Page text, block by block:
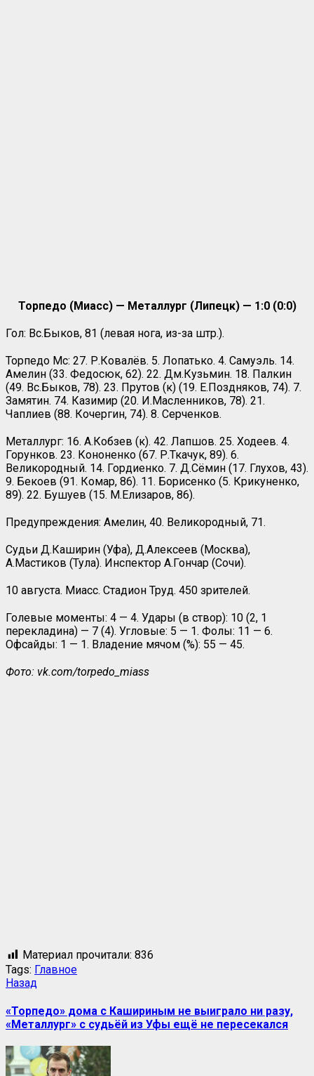
Торпедо (Миасс) — Металлург (Липецк) — 1:0 (0:0)
Гол: Вс.Быков, 81 (левая нога, из-за штр.).
Торпедо Мс: 27. Р.Ковалёв. 5. Лопатько. 4. Самуэль. 14.
Амелин (33. Федосюк, 62). 22. Дм.Кузьмин. 18. Палкин
(49. Вс.Быков, 78). 23. Прутов (к) (19. Е.Поздняков, 74). 7.
Замятин. 74. Казимир (20. И.Масленников, 78). 21.
Чаплиев (88. Кочергин, 74). 8. Серченков.
Металлург: 16. А.Кобзев (к). 42. Лапшов. 25. Ходеев. 4.
Горунков. 23. Кононенко (67. Р.Ткачук, 89). 6.
Великородный. 14. Гордиенко. 7. Д.Сёмин (17. Глухов, 43).
9. Бекоев (91. Комар, 86). 11. Борисенко (5. Крикуненко,
89). 22. Бушуев (15. М.Елизаров, 86).
Предупреждения: Амелин, 40. Великородный, 71.
Судьи Д.Каширин (Уфа), Д.Алексеев (Москва),
А.Мастиков (Тула). Инспектор А.Гончар (Сочи).
10 августа. Миасс. Стадион Труд. 450 зрителей.
Голевые моменты: 4 — 4. Удары (в створ): 10 (2, 1
перекладина) — 7 (4). Угловые: 5 — 1. Фолы: 11 — 6.
Офсайды: 1 — 1. Владение мячом (%): 55 — 45.
Фото: vk.com/torpedo_miass
Материал прочитали: 836
Tags: Главное
Назад
«Торпедо» дома с Кашириным не выиграло ни разу,
«Металлург» с судьёй из Уфы ещё не пересекался